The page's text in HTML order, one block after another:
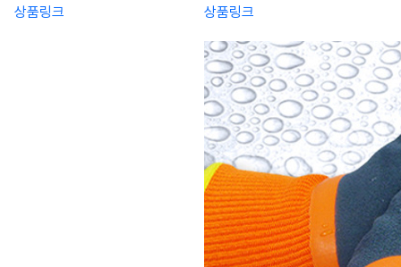
상품링크
상품링크